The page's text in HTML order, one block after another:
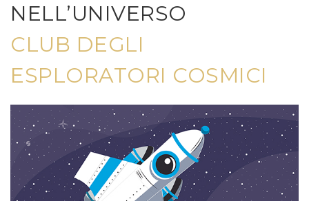
NELL’UNIVERSO
CLUB DEGLI
ESPLORATORI COSMICI